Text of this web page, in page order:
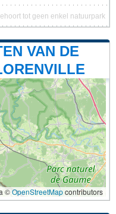
tot geen enkel natuurpark
VAN DE
©OpenStreetMapcontributors